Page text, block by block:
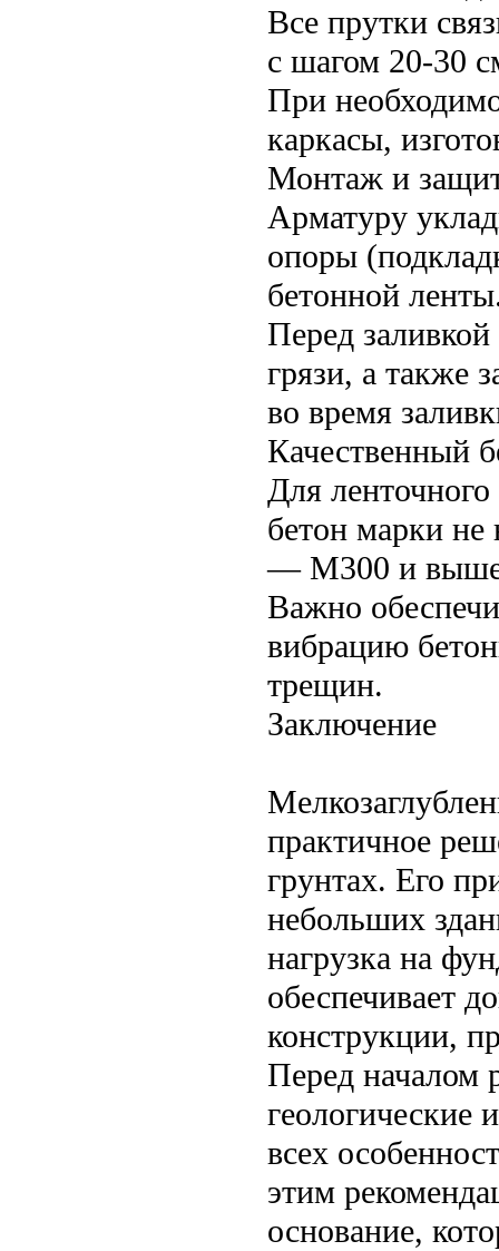
Все прутки
с шагом 20-30
При
каркасы,
Монтаж и
Арматуру
опоры
бетонной
Перед
грязи, а также
во время
Качественный
Для ленточного
бетон марки
— М300 и
Важно
вибрацию
трещин.
Заключение
практичное
грунтах. Его
небольших
нагрузка на
обеспечивает
конструкции,
Перед началом
геологические
всех
этим
основание,